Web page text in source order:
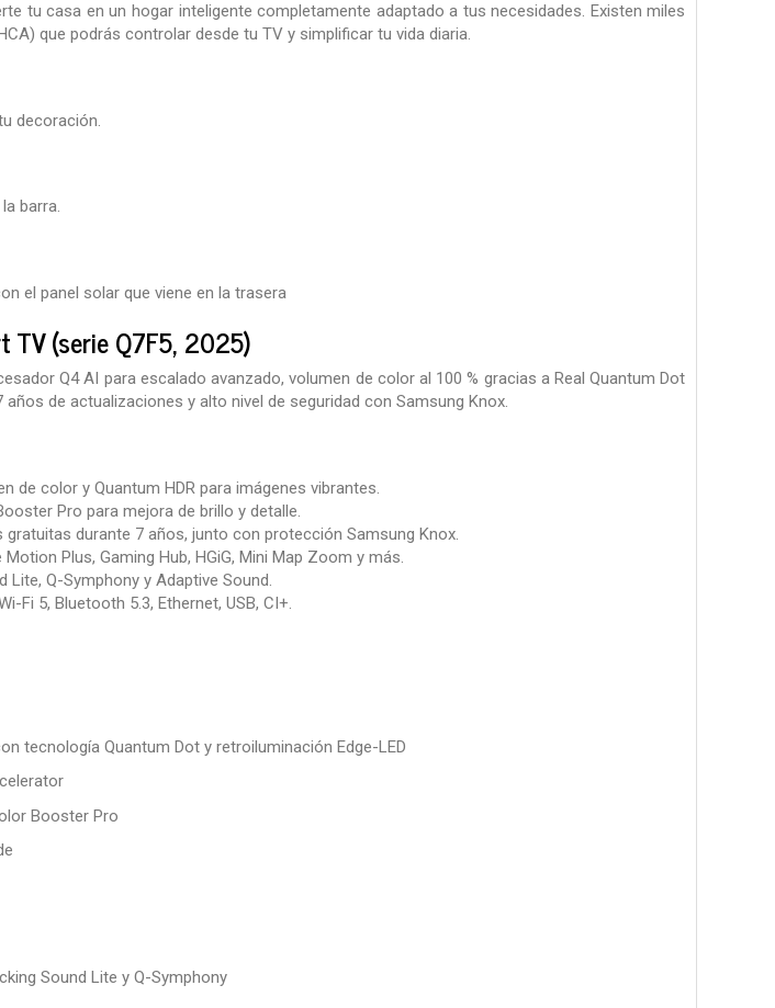
tu casa en un hogar inteligente completamente adaptado a tus necesidades. Existen miles
que podrás controlar desde tu TV y simplificar tu vida diaria.
decoración.
barra.
el panel solar que viene en la trasera
TV (serie Q7F5, 2025)
Q4 AI para escalado avanzado, volumen de color al 100 % gracias a Real Quantum Dot
de actualizaciones y alto nivel de seguridad con Samsung Knox.
de color y Quantum HDR para imágenes vibrantes.
Pro para mejora de brillo y detalle.
durante 7 años, junto con protección Samsung Knox.
Plus, Gaming Hub, HGiG, Mini Map Zoom y más.
Lite, Q-Symphony y Adaptive Sound.
Fi 5, Bluetooth 5.3, Ethernet, USB, CI+.
tecnología Quantum Dot y retroiluminación Edge-LED
Booster Pro
Sound Lite y Q-Symphony